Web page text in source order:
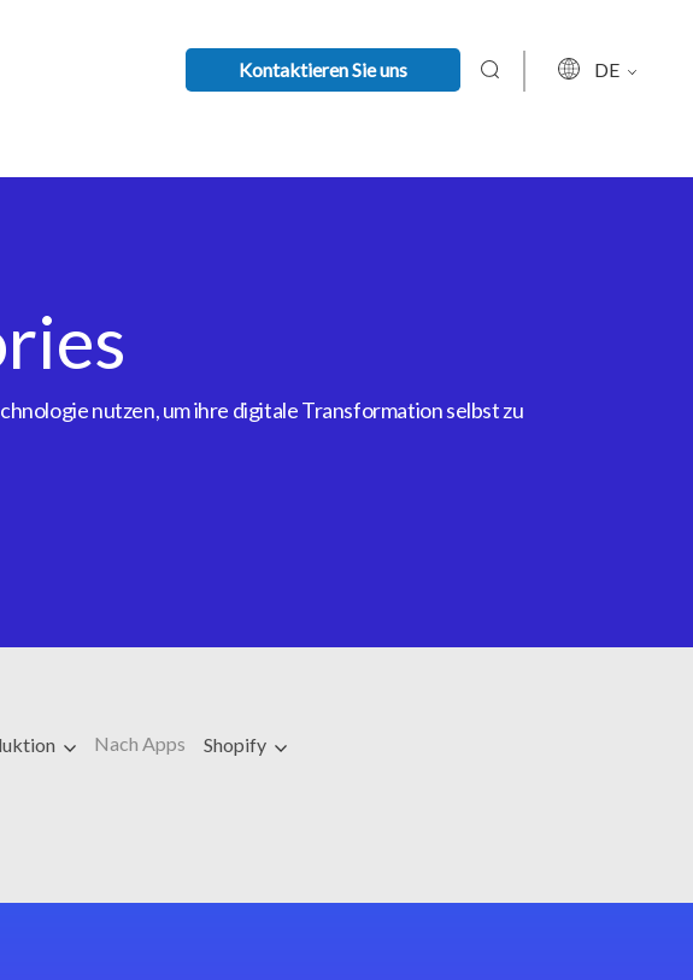
Kontaktieren Sie uns DE
nutzen, um ihre digitale Transformation selbst zu
Nach Apps Shopify